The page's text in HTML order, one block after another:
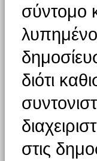
σύντομο
διότι
στις